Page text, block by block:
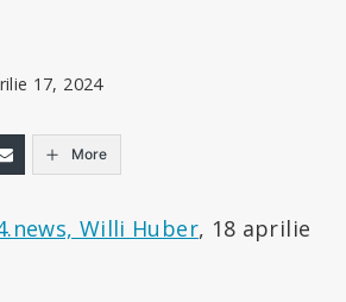
17, 2024
More
Willi Huber, 18 aprilie